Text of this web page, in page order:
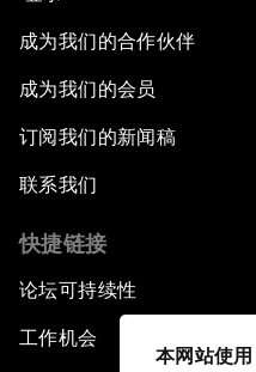
本网站使
成为我们的合作伙伴
成为我们的会员
订阅我们的新闻稿
联系我们
快捷链接
论坛可持续性
工作机会